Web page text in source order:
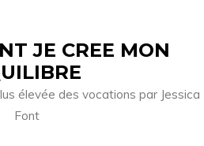
JE CREE MON
élevée des vocations par Jessica
Font